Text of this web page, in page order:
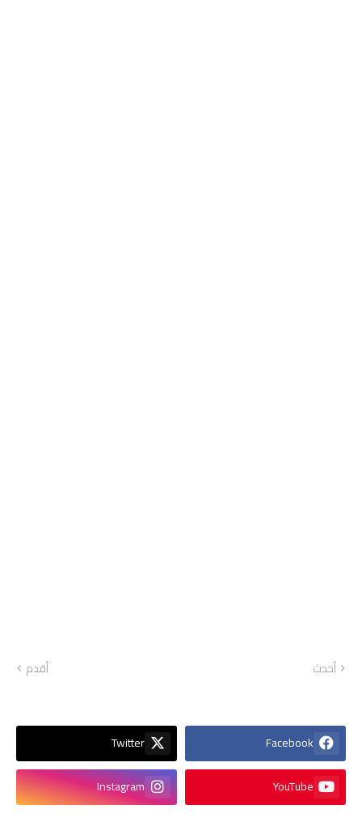
أحدث أقدم
Facebook
Twitter
YouTube
Instagram